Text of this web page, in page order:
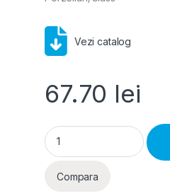
Vezi catalog
67.70 lei
Berker- Tasta Frontala
Compara